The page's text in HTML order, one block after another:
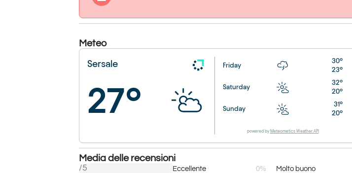
Meteo
Sersale
27°
Friday
30°
23°
Saturday
32°
20°
Sunday
31°
20°
powered by Meteometics Weather API
Media delle recensioni
/5 Eccellente 0% Molto buono